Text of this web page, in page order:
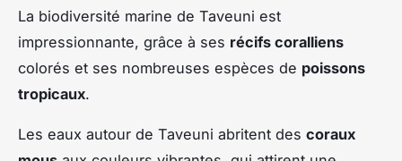
La biodiversité marine de Taveuni est
impressionnante, grâce à ses récifs coralliens
colorés et ses nombreuses espèces de poissons
tropicaux.
Les eaux autour de Taveuni abritent des coraux